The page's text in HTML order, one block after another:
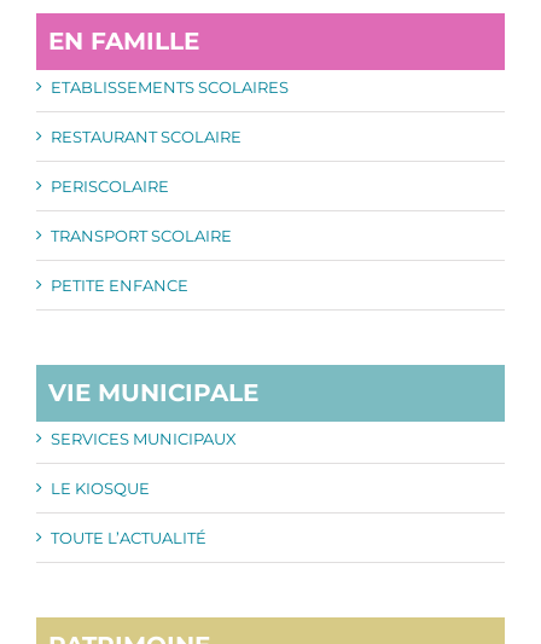
EN FAMILLE
ETABLISSEMENTS SCOLAIRES
RESTAURANT SCOLAIRE
PERISCOLAIRE
TRANSPORT SCOLAIRE
PETITE ENFANCE
VIE MUNICIPALE
SERVICES MUNICIPAUX
LE KIOSQUE
TOUTE L’ACTUALITÉ